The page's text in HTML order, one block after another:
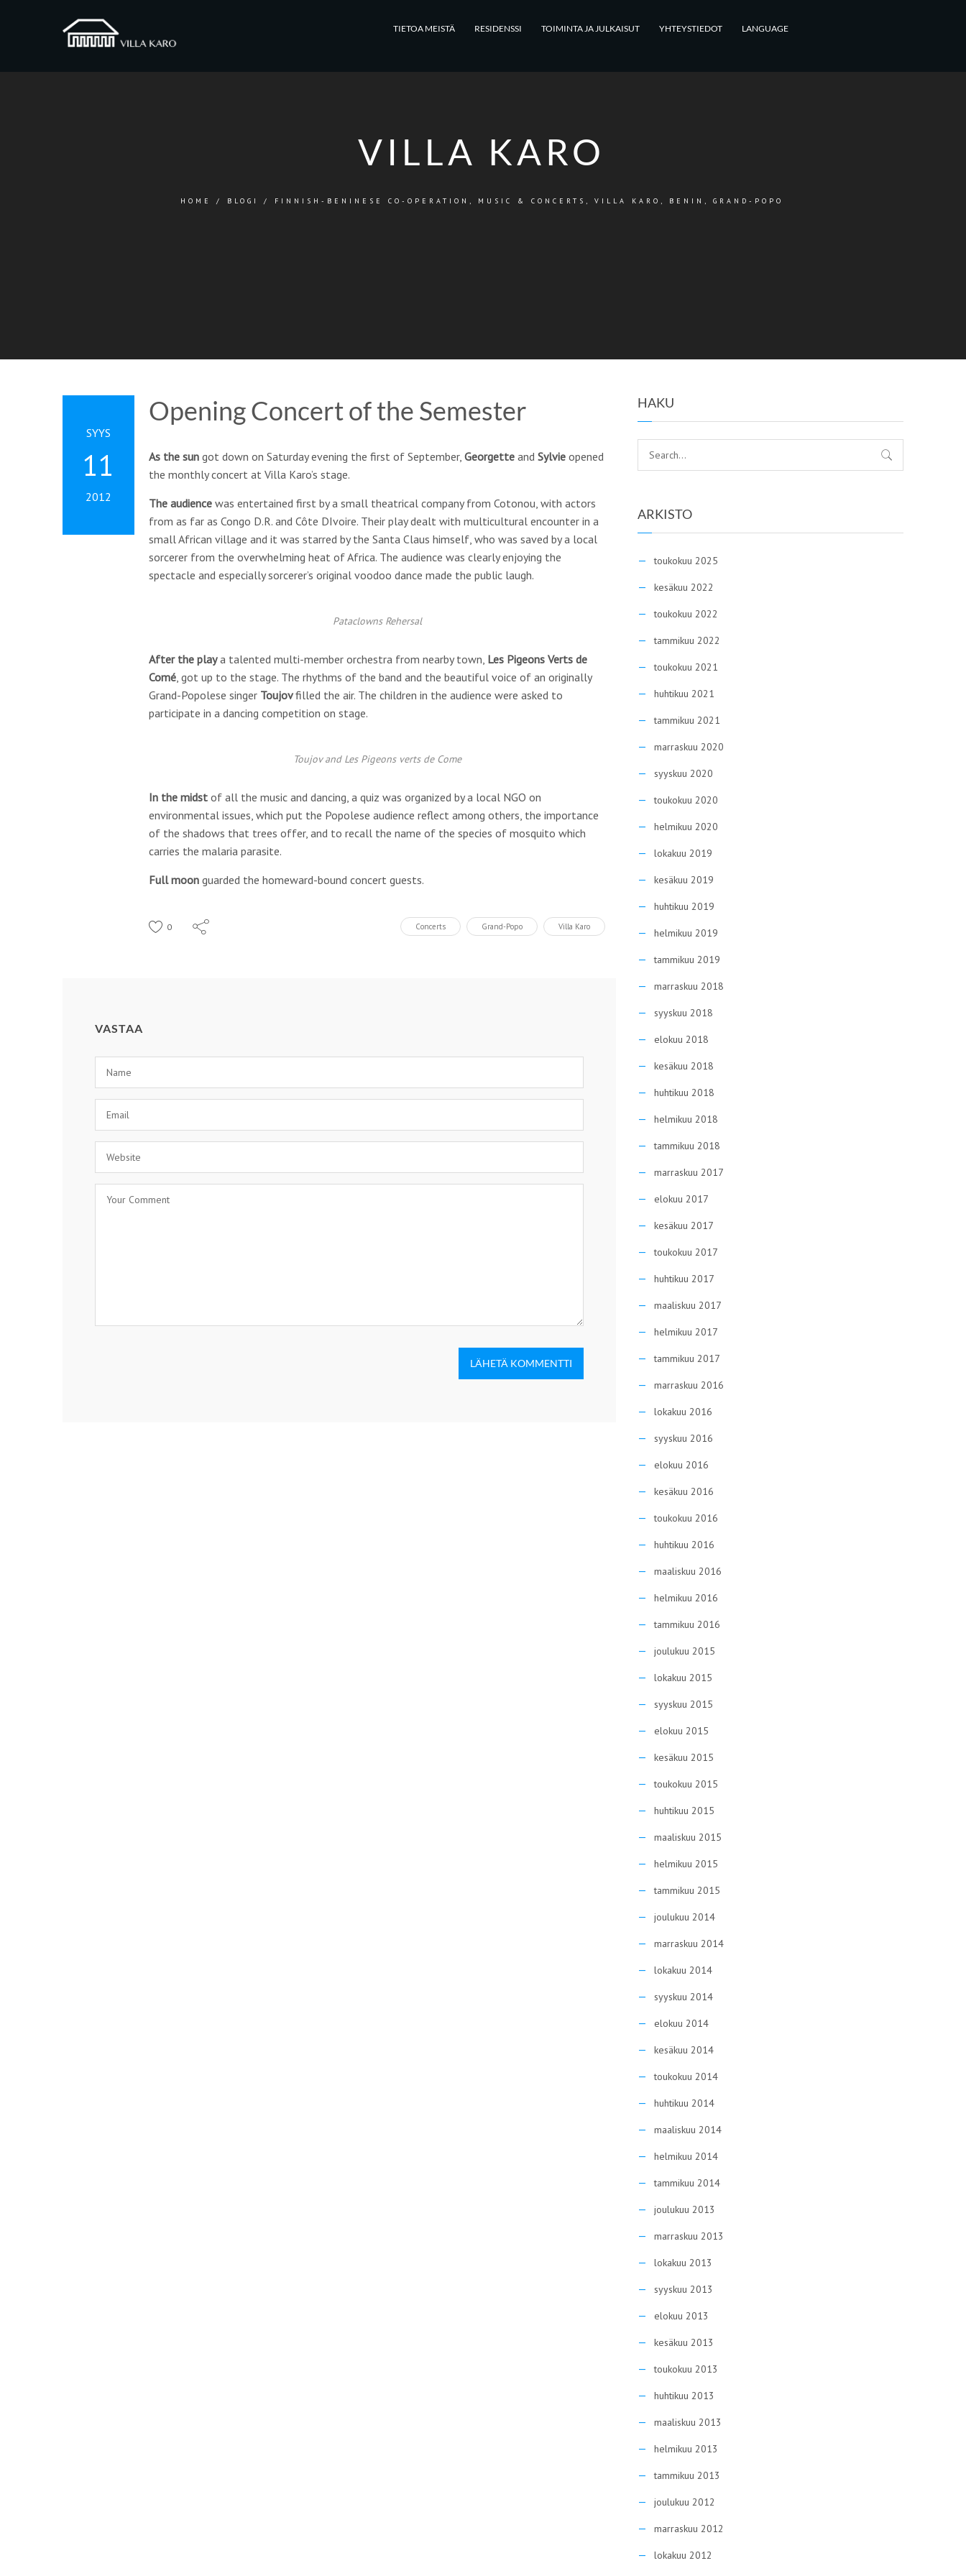
TIETOA MEISTÄ RESIDENSSI TOIMINTA JA JULKAISUT YHTEYSTIEDOT LANGUAGE
VILLA KARO
HOME / BLOGI / FINNISH-BENINESE CO-OPERATION , MUSIC & CONCERTS , VILLA KARO, BENIN, GRAND-POPO
SYYS
11
2012
Opening Concert of the Semester
As the sun got down on Saturday evening the first of September, Georgette and Sylvie opened
the monthly concert at Villa Karo’s stage.
The audience was entertained first by a small theatrical company from Cotonou, with actors
from as far as Congo D.R. and Côte DIvoire. Their play dealt with multicultural encounter in a
small African village and it was starred by the Santa Claus himself, who was saved by a local
sorcerer from the overwhelming heat of Africa. The audience was clearly enjoying the
spectacle and especially sorcerer’s original voodoo dance made the public laugh.
Pataclowns Rehersal
After the playa talented multi-member orchestra from nearby town, Les Pigeons Verts de
Comé, got up to the stage. The rhythms of the band and the beautiful voice of an originally
Grand-Popolese singer Toujovfilled the air. The children in the audience were asked to
participate in a dancing competition on stage.
Toujov and Les Pigeons verts de Come
In the midst of all the music and dancing, a quiz was organized by a local NGO on
environmental issues, which put the Popolese audience reflect among others, the importance
of the shadows that trees offer, and to recall the name of the species of mosquito which
carries the malaria parasite.
Full moon guarded the homeward-bound concert guests.
0 Concerts Grand-Popo Villa Karo
VASTAA
LÄHETÄ KOMMENTTI
HAKU
ARKISTO
toukokuu 2025
kesäkuu 2022
toukokuu 2022
tammikuu 2022
toukokuu 2021
huhtikuu 2021
tammikuu 2021
marraskuu 2020
syyskuu 2020
toukokuu 2020
helmikuu 2020
lokakuu 2019
kesäkuu 2019
huhtikuu 2019
helmikuu 2019
tammikuu 2019
marraskuu 2018
syyskuu 2018
elokuu 2018
kesäkuu 2018
huhtikuu 2018
helmikuu 2018
tammikuu 2018
marraskuu 2017
elokuu 2017
kesäkuu 2017
toukokuu 2017
huhtikuu 2017
maaliskuu 2017
helmikuu 2017
tammikuu 2017
marraskuu 2016
lokakuu 2016
syyskuu 2016
elokuu 2016
kesäkuu 2016
toukokuu 2016
huhtikuu 2016
maaliskuu 2016
helmikuu 2016
tammikuu 2016
joulukuu 2015
lokakuu 2015
syyskuu 2015
elokuu 2015
kesäkuu 2015
toukokuu 2015
huhtikuu 2015
maaliskuu 2015
helmikuu 2015
tammikuu 2015
joulukuu 2014
marraskuu 2014
lokakuu 2014
syyskuu 2014
elokuu 2014
kesäkuu 2014
toukokuu 2014
huhtikuu 2014
maaliskuu 2014
helmikuu 2014
tammikuu 2014
joulukuu 2013
marraskuu 2013
lokakuu 2013
syyskuu 2013
elokuu 2013
kesäkuu 2013
toukokuu 2013
huhtikuu 2013
maaliskuu 2013
helmikuu 2013
tammikuu 2013
joulukuu 2012
marraskuu 2012
lokakuu 2012